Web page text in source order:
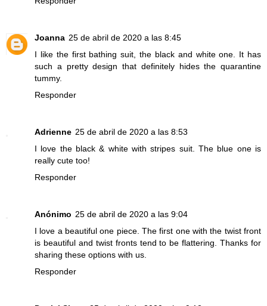
Joanna 25 de abril de 2020 a las 8:45
I like the first bathing suit, the black and white one. It has
such a pretty design that definitely hides the quarantine
tummy.
Responder
Adrienne 25 de abril de 2020 a las 8:53
I love the black & white with stripes suit. The blue one is
really cute too!
Responder
Anónimo 25 de abril de 2020 a las 9:04
I love a beautiful one piece. The first one with the twist front
is beautiful and twist fronts tend to be flattering. Thanks for
sharing these options with us.
Responder